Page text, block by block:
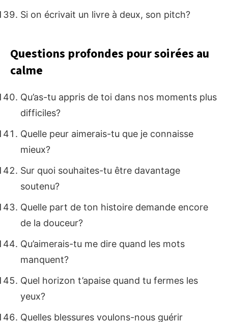
Si on écrivait un livre à deux, son pitch?
Questions profondes pour soirées au
calme
Qu’as-tu appris de toi dans nos moments plus
difficiles?
Quelle peur aimerais-tu que je connaisse
mieux?
Sur quoi souhaites-tu être davantage
soutenu?
Quelle part de ton histoire demande encore
de la douceur?
Qu’aimerais-tu me dire quand les mots
manquent?
Quel horizon t’apaise quand tu fermes les
yeux?
Quelles blessures voulons-nous guérir